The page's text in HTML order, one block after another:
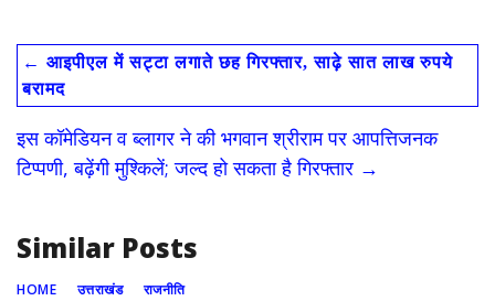
e
b
o
o
k
to
d
o
n
ai
l
ar
e
← आइपीएल में सट्टा लगाते छह गिरफ्तार, साढ़े सात लाख रुपये
बरामद
इस कॉमेडियन व ब्लागर ने की भगवान श्रीराम पर आपत्तिजनक
टिप्पणी, बढ़ेंगी मुश्किलें; जल्‍द हो सकता है गिरफ्तार →
Similar Posts
HOME उत्तराखंड राजनीति